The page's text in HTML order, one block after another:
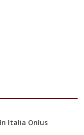
Italia Onlus